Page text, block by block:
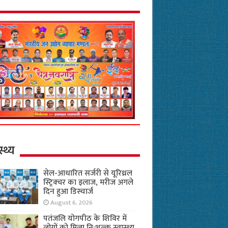
सेल-आधारित सर्जरी से यूरिथ्रल
स्ट्रिक्चर का इलाज, मरीज अगले
दिन हुआ डिस्चार्ज
August 6, 2026
पतंजलि योगपीठ के शिविर में